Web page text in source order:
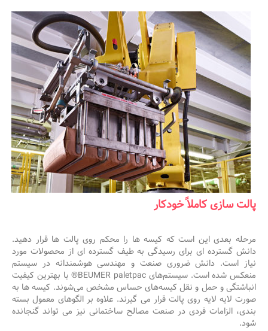
پالت سازی کاملاً خودکار
مرحله بعدی این است که کیسه ها را محکم روی پالت ها قرار دهید.
دانش گسترده ای برای رسیدگی به طیف گسترده ای از محصولات مورد
نیاز است. دانش ضروری صنعت و مهندسی هوشمندانه در سیستم
منعکس شده است. سیستم‌های BEUMER paletpac® با بهترین کیفیت
انباشتگی و حمل و نقل کیسه‌های حساس مشخص می‌شوند. کیسه ها به
صورت لایه لایه روی پالت قرار می گیرند. علاوه بر الگوهای معمول بسته
بندی، الزامات فردی در صنعت مصالح ساختمانی نیز می تواند گنجانده
شود.